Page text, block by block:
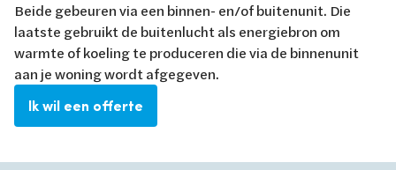
Beide gebeuren via een binnen- en/of buitenunit. Die
laatste gebruikt de buitenlucht als energiebron om
warmte of koeling te produceren die via de binnenunit
aan je woning wordt afgegeven.
Ik wil een offerte